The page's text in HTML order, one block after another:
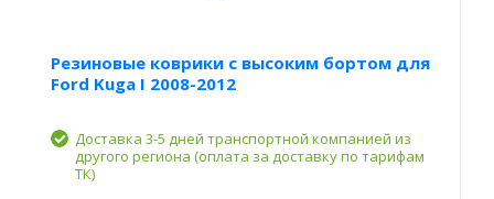
Резиновые коврики с высоким бортом для
Ford Kuga I 2008-2012
Доставка 3-5 дней транспортной компанией из
другого региона (оплата за доставку по тарифам
ТК)